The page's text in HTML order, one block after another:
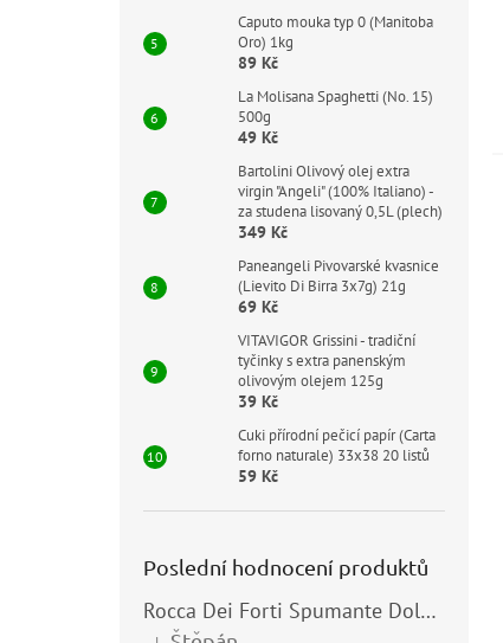
Caputo mouka typ 0 (Manitoba
Oro) 1kg
89 Kč
La Molisana Spaghetti (No. 15)
500g
49 Kč
Bartolini Olivový olej extra
virgin "Angeli" (100% Italiano) -
za studena lisovaný 0,5L (plech)
349 Kč
Paneangeli Pivovarské kvasnice
(Lievito Di Birra 3x7g) 21g
69 Kč
VITAVIGOR Grissini - tradiční
tyčinky s extra panenským
olivovým olejem 125g
39 Kč
Cuki přírodní pečicí papír (Carta
forno naturale) 33x38 20 listů
59 Kč
Poslední hodnocení produktů
Rocca Dei Forti Spumante Dolce 11,5% 0,75l